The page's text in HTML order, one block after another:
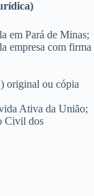
em Pará de Minas;
empresa com firma
original ou cópia
Ativa da União;
Civil dos